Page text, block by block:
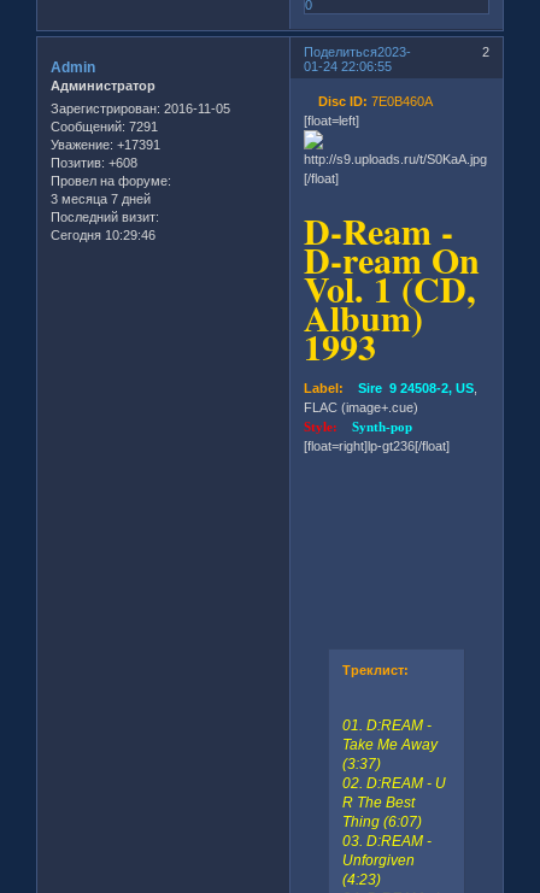
0
Поделиться 2
2023-
01-24 22:06:55
Admin
Администратор
Зарегистрирован: 2016-11-05
Сообщений: 7291
Уважение: +17391
Позитив: +608
Провел на форуме:
3 месяца 7 дней
Последний визит:
Сегодня 10:29:46
Disc ID: 7E0B460A
[float=left]
[/float]
D-Ream -
D-ream On
Vol. 1 (CD,
Album)
1993
Label: Sire 9 24508-2, US
FLAC (image+.cue)
Style:Synth-pop
[float=right]lp-gt236[/float]
Треклист:
01. D:REAM -
Take Me Away
(3:37)
02. D:REAM - U
R The Best
Thing (6:07)
03. D:REAM -
Unforgiven
(4:23)